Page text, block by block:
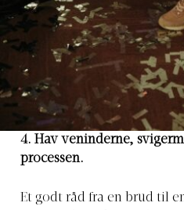
4. Hav veninderne,
processen.
Et godt råd fra en brud til